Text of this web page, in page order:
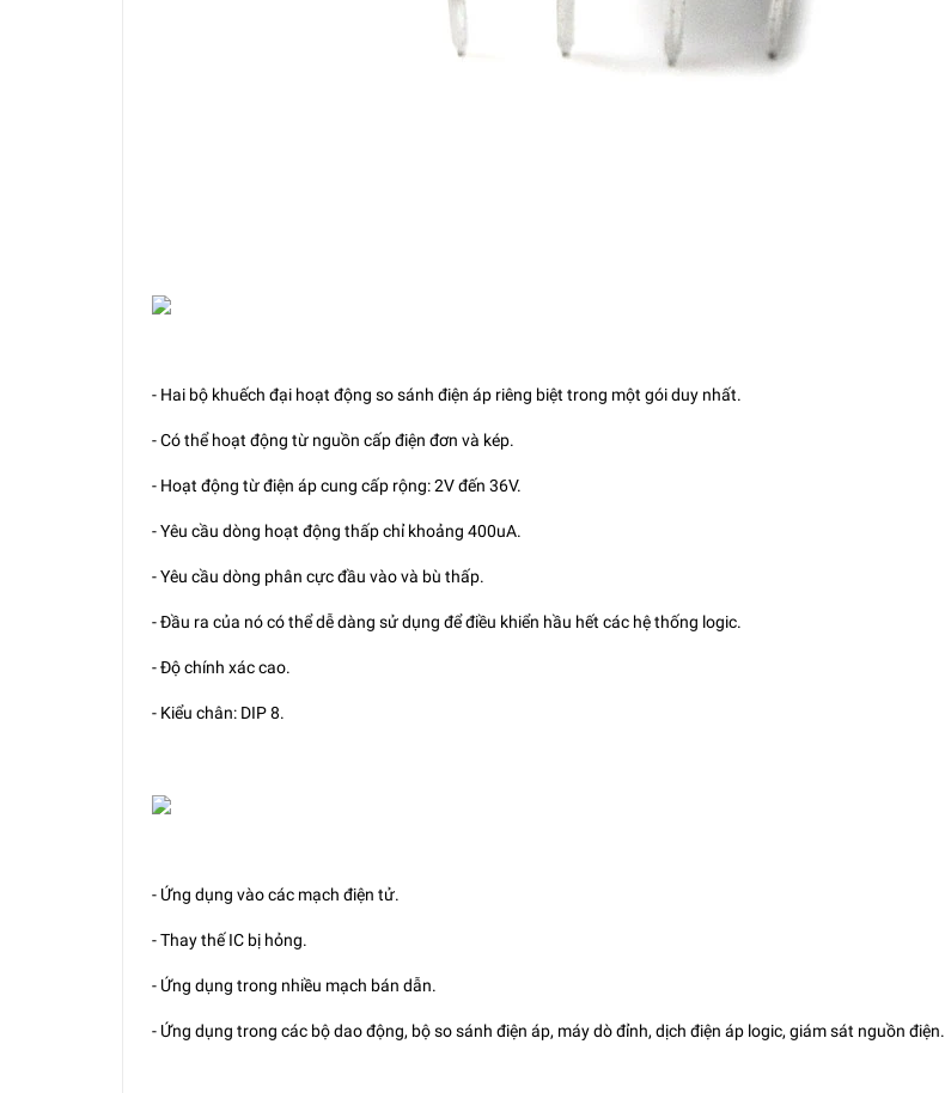
- Hai bộ khuếch đại hoạt động so sánh điện áp riêng biệt trong một gói duy nhất.
- Có thể hoạt động từ nguồn cấp điện đơn và kép.
- Hoạt động từ điện áp cung cấp rộng: 2V đến 36V.
- Yêu cầu dòng hoạt động thấp chỉ khoảng 400uA.
- Yêu cầu dòng phân cực đầu vào và bù thấp.
- Đầu ra của nó có thể dễ dàng sử dụng để điều khiển hầu hết các hệ thống logic.
- Độ chính xác cao.
- Kiểu chân: DIP 8.
- Ứng dụng vào các mạch điện tử.
- Thay thế IC bị hỏng.
- Ứng dụng trong nhiều mạch bán dẫn.
- Ứng dụng trong các bộ dao động, bộ so sánh điện áp, máy dò đỉnh, dịch điện áp logic, giám sát nguồn điện.